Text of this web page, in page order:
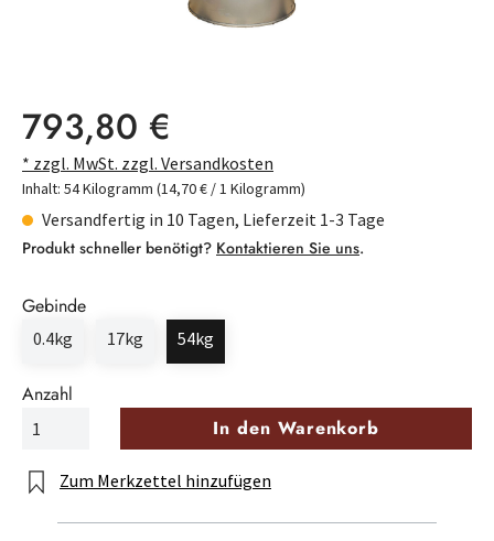
Regulärer Preis:
793,80 €
* zzgl. MwSt. zzgl. Versandkosten
Inhalt: 54 Kilogramm (14,70 € / 1 Kilogramm)
Versandfertig in 10 Tagen, Lieferzeit 1-3 Tage
Produkt schneller benötigt? Kontaktieren Sie uns.
Gebinde
0.4kg 17kg 54kg
Anzahl
In den Warenkorb
Zum Merkzettel hinzufügen